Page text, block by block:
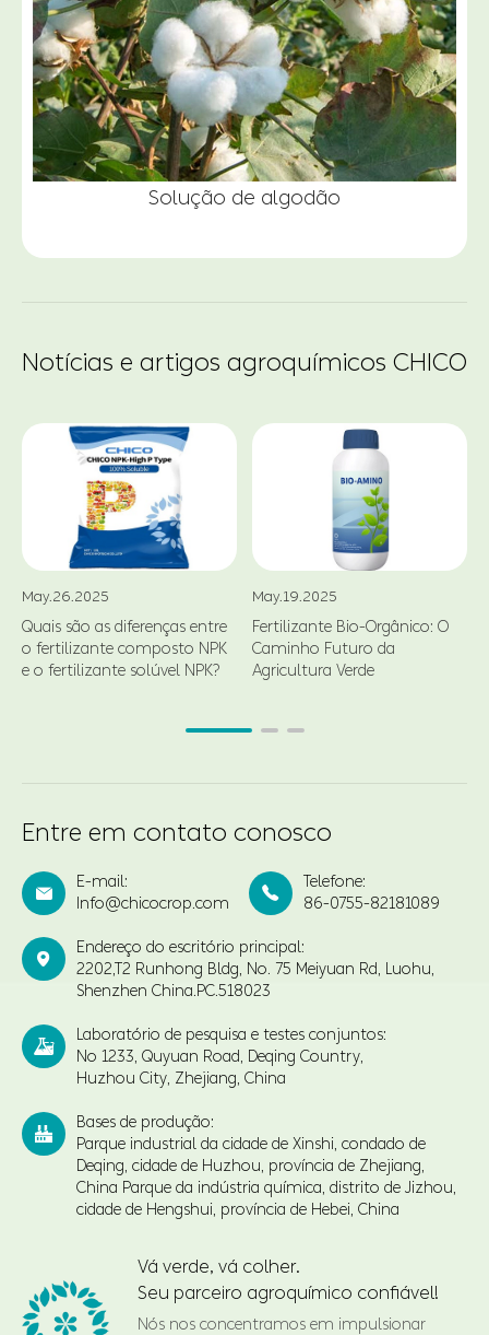
Solução de algodão
Notícias e artigos agroquímicos CHICO
May.26.2025
Quais são as diferenças entre
o fertilizante composto NPK
e o fertilizante solúvel NPK?
May.19.2025
Fertilizante Bio-Orgânico: O
Caminho Futuro da
Agricultura Verde
Entre em contato conosco

E-mail:
Info@chicocrop.com

Telefone:
86-0755-82181089

Endereço do escritório principal:
2202,T2 Runhong Bldg, No. 75 Meiyuan Rd, Luohu,
Shenzhen China.PC.518023

Laboratório de pesquisa e testes conjuntos:
No 1233, Quyuan Road, Deqing Country,
Huzhou City, Zhejiang, China

Bases de produção:
Parque industrial da cidade de Xinshi, condado de
Deqing, cidade de Huzhou, província de Zhejiang,
China Parque da indústria química, distrito de Jizhou,
cidade de Hengshui, província de Hebei, China
Vá verde, vá colher.
Seu parceiro agroquímico confiável!
Nós nos concentramos em impulsionar